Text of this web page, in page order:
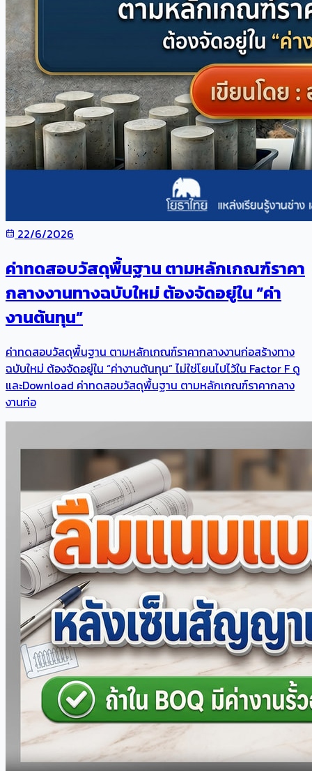
22/6/2026
ค่าทดสอบวัสดุพื้นฐาน ตามหลักเกณฑ์ราคา
กลางงานทางฉบับใหม่ ต้องจัดอยู่ใน “ค่า
งานต้นทุน”
ค่าทดสอบวัสดุพื้นฐาน ตามหลักเกณฑ์ราคากลางงานก่อสร้างทาง
ฉบับใหม่ ต้องจัดอยู่ใน “ค่างานต้นทุน” ไม่ใช่โยนไปไว้ใน Factor F ดู
และDownload ค่าทดสอบวัสดุพื้นฐาน ตามหลักเกณฑ์ราคากลาง
งานก่อ